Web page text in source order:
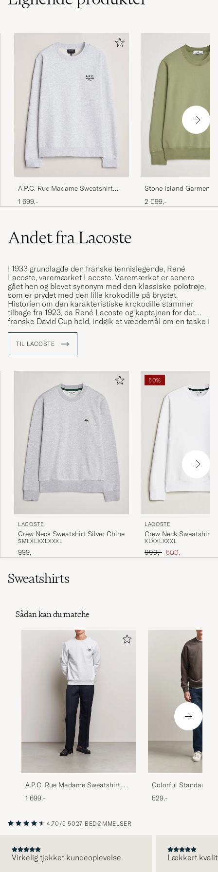
I have multiple sweaters of this type and this
one has the right warmth and comfortable
cut.
FLORIS D
Den är kort i storleken
MIKAEL H
A.P.C. Rue Madame Sweatshirt
Heather Grey/Black
1 699,-
Stone Island Garment
Sweatshirt Sage
2 099,-
Andet fra Lacoste
I 1933 grundlagde den franske tennislegende, René
Lacoste, varemærket Lacoste. Varemærket er senere
gået hen og blevet synonym med den klassiske polotrøje,
som er prydet med den lille krokodille på brystet.
Historien om den karakteristiske krokodille stammer
tilbage fra 1923, da René Lacoste og kaptajnen for det
franske David Cup hold, indgik et væddemål om en taske i
alligatorskind. Væddemålet fik så meget medieomtale, at
hurtig til at udnytte. K
broderet på René Lacostes blazer, som han havde på når
polotrøjer, at logoet for alvor er blevet kendt.
TIL LACOSTE
LACOSTE
Crew Neck Sweatshirt Silver Chine
SMLXLXXLXXXL
999,-
50%
LACOSTE
Crew Neck Sweatshirt
XLXXLXXXL
Ordinary pris
999,- Nedsat pris
500,-
Sweatshirts
Sådan kan du matche
A.P.C. Rue Madame Sweatshirt
Heather Grey/Black
1 699,-
Colorful Standard
Crew Neck Sweat
529,-
4.70/5 5027 BEDØMMELSER
Virkelig tjekket kundeoplevelse. Lækkert